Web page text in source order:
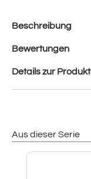
Beschreibung
Bewertungen
Details zur
Aus dieser Serie
Produktgalerie